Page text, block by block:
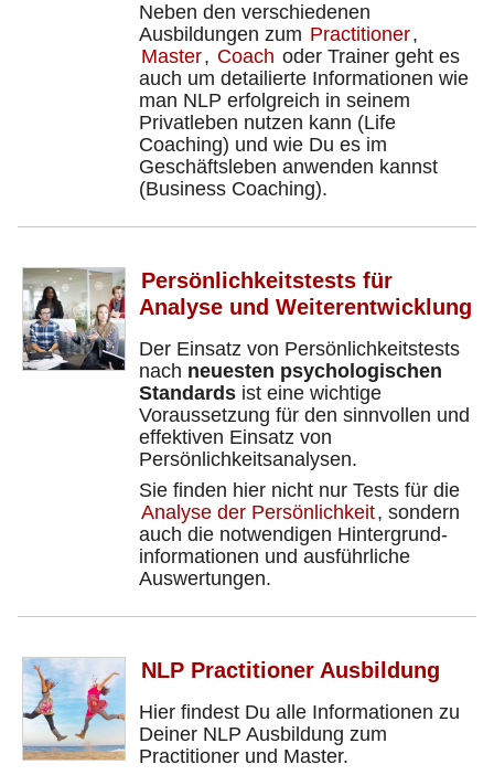
Neben den verschiedenen
Ausbildungen zum Practitioner,
Master, Coach oder Trainer geht es
auch um detailierte Informationen wie
man NLP erfolgreich in seinem
Privatleben nutzen kann (Life
Coaching) und wie Du es im
Geschäftsleben anwenden kannst
(Business Coaching).
Persönlichkeits­tests für
Analyse und Weiter­­entwicklung
Der Einsatz von Persönlichkeits­tests
nach neuesten psychologischen
Standards ist eine wichtige
Voraussetzung für den sinnvollen und
effektiven Einsatz von
Persönlichkeits­analysen.
Sie finden hier nicht nur Tests für die
Analyse der Persönlichkeit, sondern
auch die notwendigen Hintergrund­
informationen und ausführliche
Auswertungen.
NLP Practitioner Ausbildung
Hier findest Du alle Informationen zu
Deiner NLP Ausbildung zum
Practitioner und Master.